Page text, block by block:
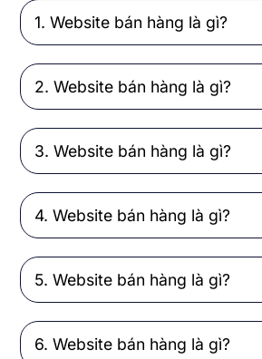
Website bán hàng là gì?
Website bán hàng là gì?
Website bán hàng là gì?
Website bán hàng là gì?
Website bán hàng là gì?
Website bán hàng là gì?